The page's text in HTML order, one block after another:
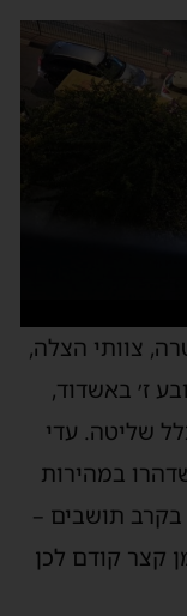
צוותי הצלה,
ז׳ באשדוד,
שליטה. עדי
במהירות
תושבים –
קצר קודם לכן